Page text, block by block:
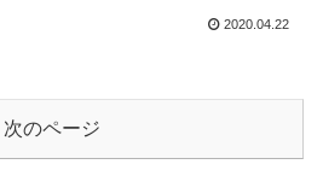
2020.04.22
次のページ